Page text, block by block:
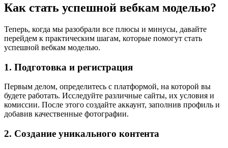
Как стать успешной вебкам моделью?
Теперь, когда мы разобрали все плюсы и минусы, давайте
перейдем к практическим шагам, которые помогут стать
успешной вебкам моделью.
1. Подготовка и регистрация
Первым делом, определитесь с платформой, на которой вы
будете работать. Исследуйте различные сайты, их условия и
комиссии. После этого создайте аккаунт, заполнив профиль и
добавив качественные фотографии.
2. Создание уникального контента